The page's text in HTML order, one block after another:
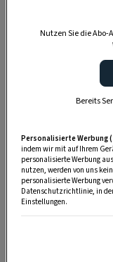
„Servus
Nutzen Sie
dem Balkon, der
Nutzen Sie die
Bereits
Personalisierte Werbung
indem wir mit auf Ihrem
personalisierte Werbung
nutzen, werden von uns
personalisierte Werbung
Datenschutzrichtlinie, in
Einstellungen.